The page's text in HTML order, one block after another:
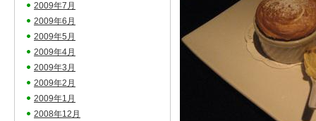
2009年7月
2009年6月
2009年5月
2009年4月
2009年3月
2009年2月
2009年1月
2008年12月